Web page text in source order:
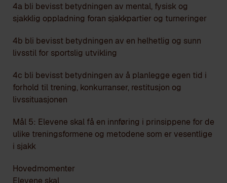
4a bli bevisst betydningen av mental, fysisk og
sjakklig oppladning foran sjakkpartier og turneringer
4b bli bevisst betydningen av en helhetlig og sunn
livsstil for sportslig utvikling
4c bli bevisst betydningen av å planlegge egen tid i
forhold til trening, konkurranser, restitusjon og
livssituasjonen
Mål 5: Elevene skal få en innføring i prinsippene for de
ulike treningsformene og metodene som er vesentlige
i sjakk
Hovedmomenter
Elevene skal